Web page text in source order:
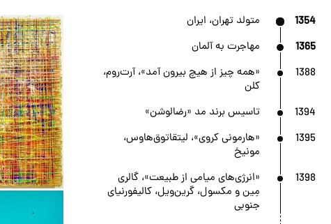
1354 متولد تهران، ایران
1365 مهاجرت به آلمان
1388
«همه چیز از هیچ بیرون آمد»، آرت‌روم،
کلن
1394 تاسیس برند مد «رضالوشن»
1395
«هارمونی کروی»، لیتقاتوق‌هاوس،
مونیخ
1398
«انرژی‌های میامی از طبیعت»، گالری
مِین و مکسول، گرین‌ویل، کالیفورنیای
جنوبی